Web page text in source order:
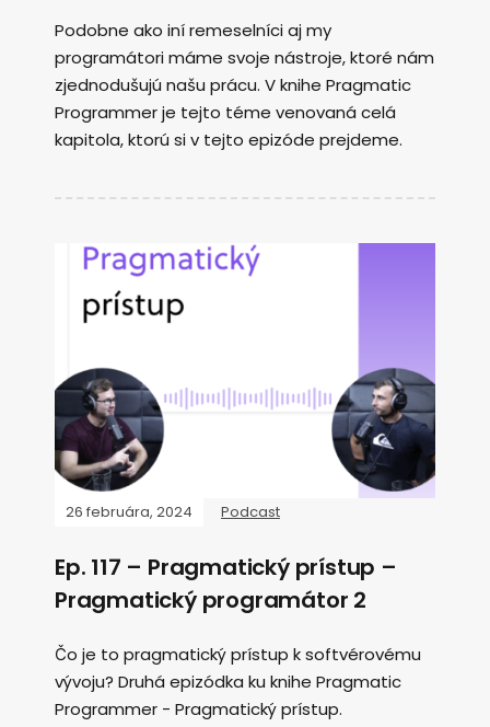
Podobne ako iní remeselníci aj my
programátori máme svoje nástroje, ktoré nám
zjednodušujú našu prácu. V knihe Pragmatic
Programmer je tejto téme venovaná celá
kapitola, ktorú si v tejto epizóde prejdeme.
26 februára, 2024 Podcast
Ep. 117 – Pragmatický prístup –
Pragmatický programátor 2
Čo je to pragmatický prístup k softvérovému
vývoju? Druhá epizódka ku knihe Pragmatic
Programmer - Pragmatický prístup.